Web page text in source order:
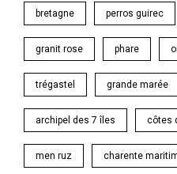
bretagne perros guirec
granit rose phare
trégastel grande marée
archipel des 7 îles côtes
men ruz charente